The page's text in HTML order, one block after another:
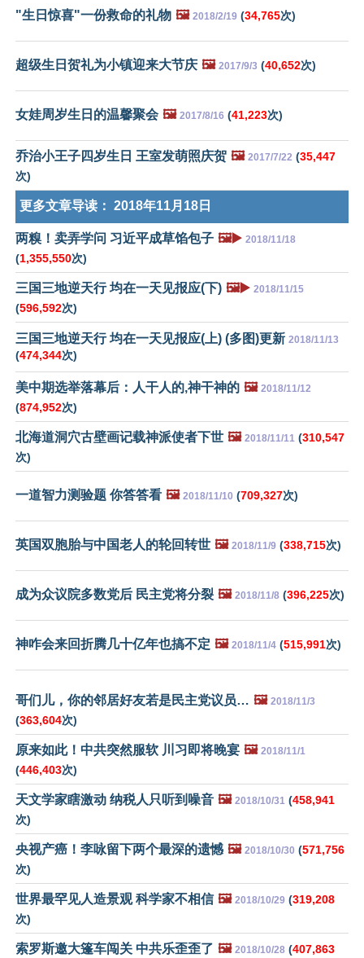
"生日惊喜"一份救命的礼物 🖼️ 2018/2/19 (34,765次)
超级生日贺礼为小镇迎来大节庆 🖼️ 2017/9/3 (40,652次)
女娃周岁生日的温馨聚会 🖼️ 2017/8/16 (41,223次)
乔治小王子四岁生日 王室发萌照庆贺 🖼️ 2017/7/22 (35,447
次)
更多文章导读： 2018年11月18日
两糗！卖弄学问 习近平成草馅包子 🖼️▶️ 2018/11/18
(1,355,550次)
三国三地逆天行 均在一天见报应(下) 🖼️▶️ 2018/11/15
(596,592次)
三国三地逆天行 均在一天见报应(上) (多图)更新 2018/11/13
(474,344次)
美中期选举落幕后：人干人的,神干神的 🖼️ 2018/11/12
(874,952次)
北海道洞穴古壁画记载神派使者下世 🖼️ 2018/11/11 (310,547
次)
一道智力测验题 你答答看 🖼️ 2018/11/10 (709,327次)
英国双胞胎与中国老人的轮回转世 🖼️ 2018/11/9 (338,715次)
成为众议院多数党后 民主党将分裂 🖼️ 2018/11/8 (396,225次)
神咋会来回折腾几十亿年也搞不定 🖼️ 2018/11/4 (515,991次)
哥们儿，你的邻居好友若是民主党议员… 🖼️ 2018/11/3
(363,604次)
原来如此！中共突然服软 川习即将晚宴 🖼️ 2018/11/1
(446,403次)
天文学家瞎激动 纳税人只听到噪音 🖼️ 2018/10/31 (458,941
次)
央视产癌！李咏留下两个最深的遗憾 🖼️ 2018/10/30 (571,756
次)
世界最罕见人造景观 科学家不相信 🖼️ 2018/10/29 (319,208
次)
索罗斯邀大篷车闯关 中共乐歪歪了 🖼️ 2018/10/28 (407,863